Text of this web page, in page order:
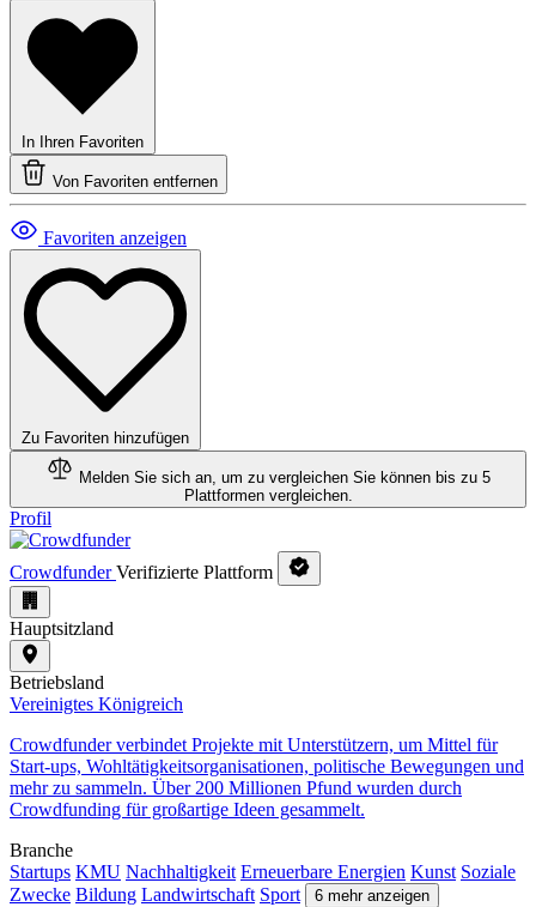
In Ihren Favoriten
Von Favoriten entfernen
Favoriten anzeigen
Zu Favoriten hinzufügen
Melden Sie sich an, um zu vergleichen Sie können bis zu 5
Plattformen vergleichen.
Profil
Crowdfunder Verifizierte Plattform
Hauptsitzland
Betriebsland
Vereinigtes Königreich
Crowdfunder verbindet Projekte mit Unterstützern, um Mittel für
Start-ups, Wohltätigkeitsorganisationen, politische Bewegungen und
mehr zu sammeln. Über 200 Millionen Pfund wurden durch
Crowdfunding für großartige Ideen gesammelt.
Branche
Startups KMU Nachhaltigkeit Erneuerbare Energien Kunst Soziale
Zwecke Bildung Landwirtschaft Sport 6 mehr anzeigen